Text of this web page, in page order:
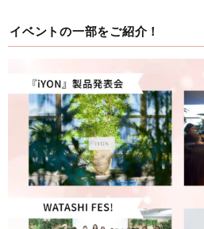
イベントの一部をご紹介！